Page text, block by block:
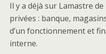
Il y a déjà sur Lamastre
privées : banque,
d’un fonctionnement et
interne.